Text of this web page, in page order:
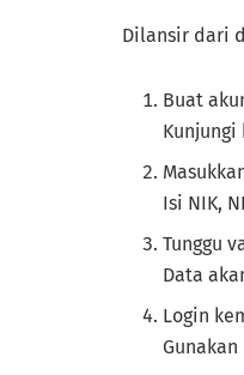
Dilansir dari
Buat
Isi NIK,
Tunggu
Data
Login